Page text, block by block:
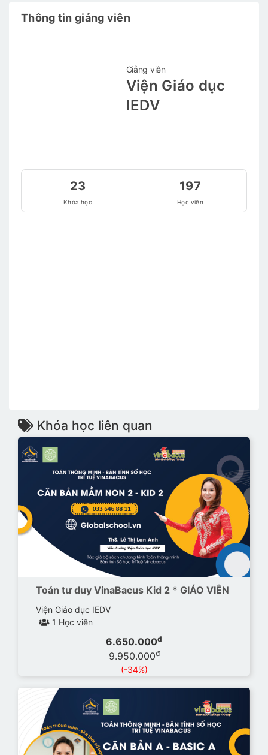
Thông tin giảng viên
Giảng viên
Viện Giáo dục
IEDV
23
Khóa học
197
Học viên
Khóa học liên quan
Toán tư duy VinaBacus Kid 2 * GIÁO VIÊN
Viện Giáo dục IEDV
1 Học viên
6.650.000đ
9.950.000đ
(-34%)